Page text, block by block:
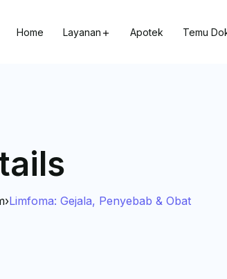
Home Layanan Apotek Temu
›Limfoma: Gejala, Penyebab & Obat